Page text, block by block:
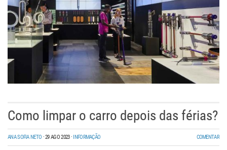
Como limpar o carro depois das férias?
ANA SOFIA NETO ·29 AGO 2023· INFORMAÇÃO COMENTAR